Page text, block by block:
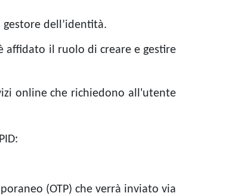
dell’identità.
affidato il ruolo di creare e gestire
online che richiedono all'utente
(OTP) che verrà inviato via